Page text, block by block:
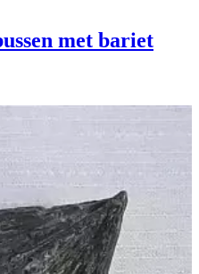
met bariet